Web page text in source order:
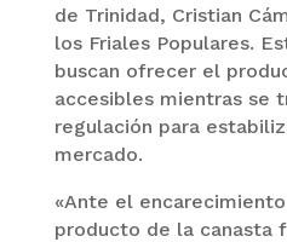
de Trinidad, Cristian
los Friales Populares.
buscan ofrecer el
accesibles mientras se
regulación para
mercado.
«Ante el
producto de la canasta